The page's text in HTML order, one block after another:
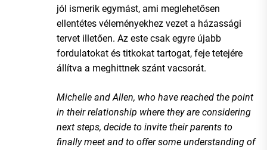
jól ismerik egymást, ami meglehetősen
ellentétes véleményekhez vezet a házassági
tervet illetően. Az este csak egyre újabb
fordulatokat és titkokat tartogat, feje tetejére
állítva a meghittnek szánt vacsorát.
Michelle and Allen, who have reached the point
in their relationship where they are considering
next steps, decide to invite their parents to
finally meet and to offer some understanding of